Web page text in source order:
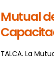
Mutual
TALCA. La